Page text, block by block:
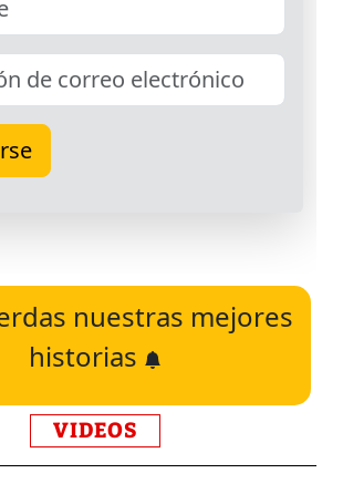
nuestras mejores
historias
VIDEOS